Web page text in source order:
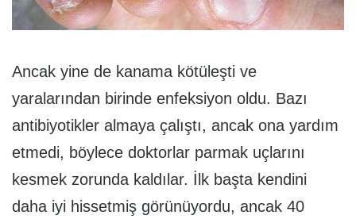
Ancak yine de kanama kötüleşti ve
yaralarından birinde enfeksiyon oldu. Bazı
antibiyotikler almaya çalıştı, ancak ona yardım
etmedi, böylece doktorlar parmak uçlarını
kesmek zorunda kaldılar. İlk başta kendini
daha iyi hissetmiş görünüyordu, ancak 40